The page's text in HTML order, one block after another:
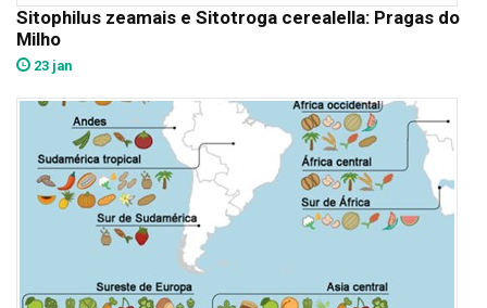
Sitophilus zeamais e Sitotroga cerealella: Pragas do
Milho
23 jan